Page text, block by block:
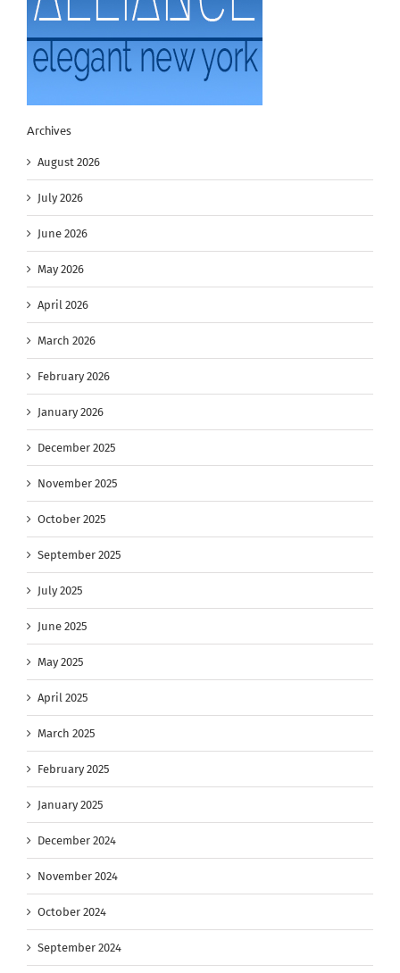
Archives
August 2026
July 2026
June 2026
May 2026
April 2026
March 2026
February 2026
January 2026
December 2025
November 2025
October 2025
September 2025
July 2025
June 2025
May 2025
April 2025
March 2025
February 2025
January 2025
December 2024
November 2024
October 2024
September 2024